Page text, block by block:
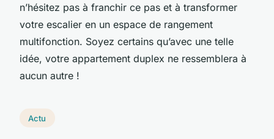
n’hésitez pas à franchir ce pas et à transformer
votre escalier en un espace de rangement
multifonction. Soyez certains qu’avec une telle
idée, votre appartement duplex ne ressemblera à
aucun autre !
Actu